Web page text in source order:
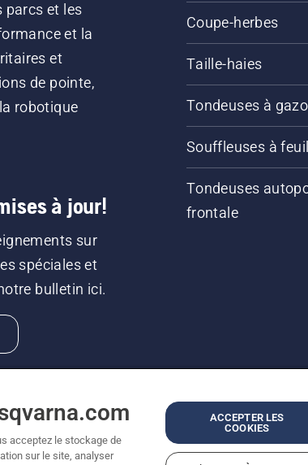
parcs et les
et la
et
de pointe,
robotique
à jour!
sur
spéciales et
bulletin ici.
Coupe-herbes
Taille-haies
Tondeuses à
Souffleuses à
Tondeuses
frontale
acceptez le stockage de
sur le site, analyser
ACCEPTER LES
COOKIES